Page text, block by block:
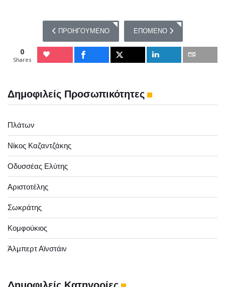
Δημοφιλείς Προσωπικότητες
Πλάτων
Νίκος Καζαντζάκης
Οδυσσέας Ελύτης
Αριστοτέλης
Σωκράτης
Κομφούκιος
Άλμπερτ Αϊνστάιν
ΠΡΟΗΓΟΎΜΕΝΟ ΆΡΘΡΟ: 20 ΑΠΟΦΘΈΓΜΑΤΑ ΓΙΑ ΤΗΝ
ΠΡΟΗΓΟΎΜΕΝΟ ΕΠΌΜΕΝΟ ΆΡΘΡΟ: 20
ΕΠΌΜΕΝΟ
0
Shares